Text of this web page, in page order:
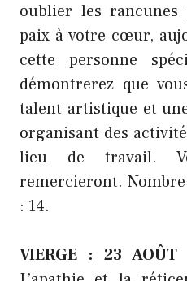
oublier les rancunes
paix à votre cœur,
cette personne
démontrerez que
talent artistique et
organisant des
lieu de travail.
remercieront. Nombre
: 14.
VIERGE : 23 AOÛT